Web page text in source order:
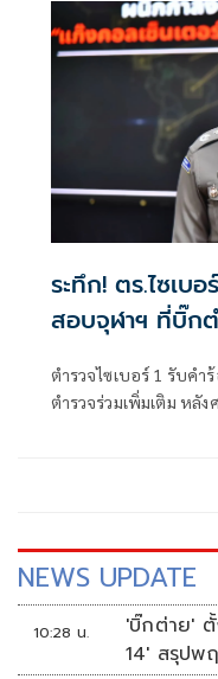
ระทึก! ตร.ไซเบ
สอบจุฬาฯ ที่บิ๊กต
ตำรวจไซเบอร์ 1 รับค
ตำรวจร่วมเพิ่มเติม หลั
NEWS UPDATE
10:28 น.
'บิ๊กต่าย'
14' สรุปพ